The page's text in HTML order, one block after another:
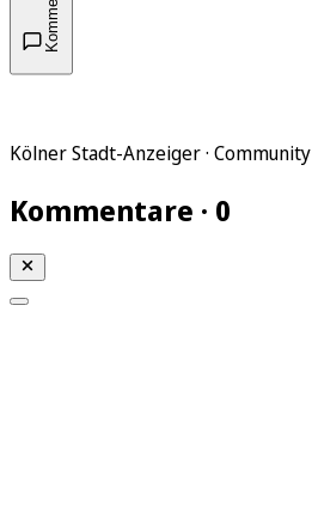
Kölner Stadt-Anzeiger · Community
Kommentare · 0